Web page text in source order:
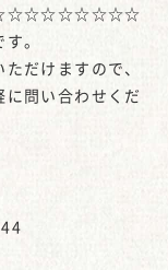
。
だけますので、
問い合わせくだ